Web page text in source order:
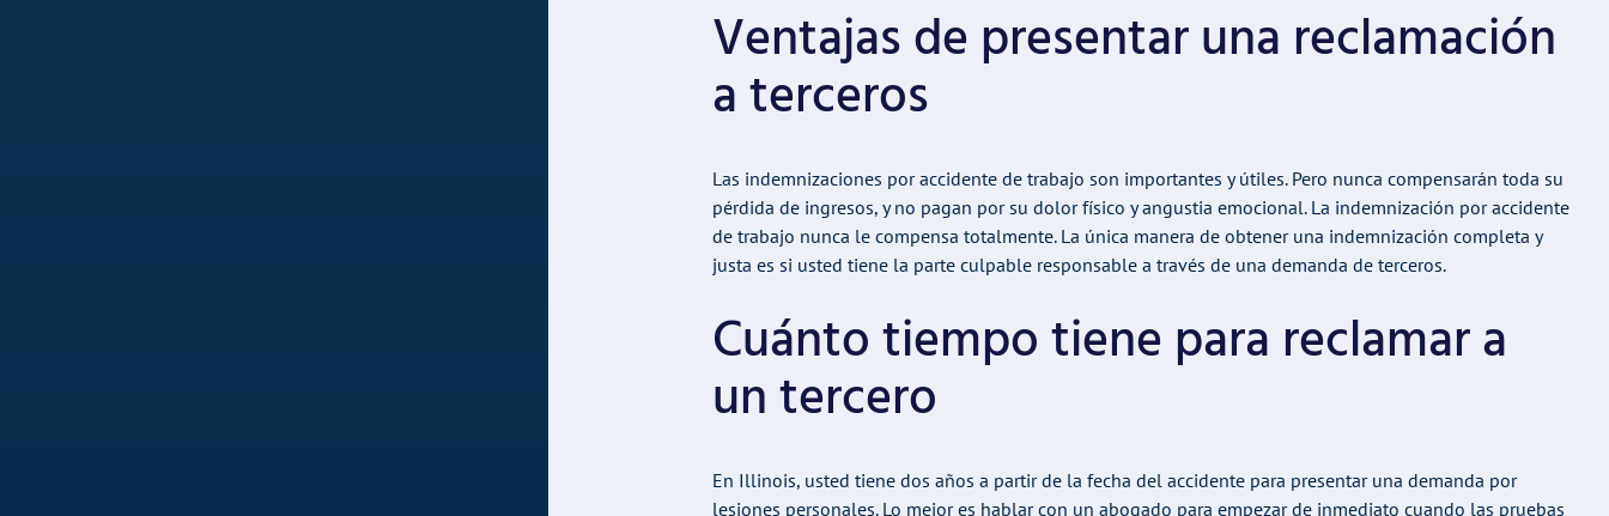
Ventajas de presentar una reclamación
a terceros
Las indemnizaciones por accidente de trabajo son importantes y útiles. Pero nunca compensarán toda su
pérdida de ingresos, y no pagan por su dolor físico y angustia emocional. La indemnización por accidente
de trabajo nunca le compensa totalmente. La única manera de obtener una indemnización completa y
justa es si usted tiene la parte culpable responsable a través de una demanda de terceros.
Cuánto tiempo tiene para reclamar a
un tercero
En Illinois, usted tiene dos años a partir de la fecha del accidente para presentar una demanda por
lesiones personales. Lo mejor es hablar con un abogado para empezar de inmediato cuando las pruebas